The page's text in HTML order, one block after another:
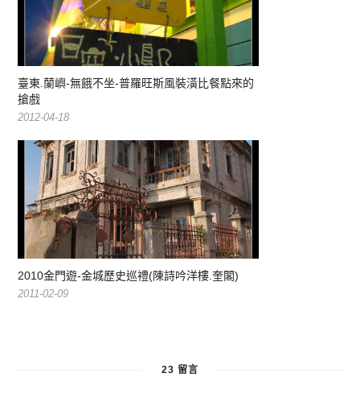
臺東.蘭嶼-無餓不坐-普羅旺斯風裝潢比餐點來的
搶戲
2012-04-18
2010金門遊-金城歷史巡禮(陳詩吟洋樓.奎閣)
2011-02-09
23 留言